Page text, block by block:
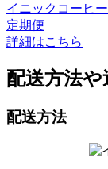
イニックコーヒー
定期便
詳細はこちら
配送方法や
配送方法